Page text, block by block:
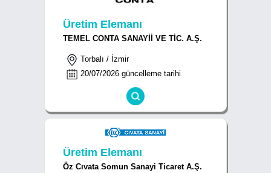
Üretim Elemanı
TEMEL CONTA SANAYİİ VE TİC. A.Ş.
Torbalı / İzmir
20/07/2026 güncelleme tarihi
Üretim Elemanı
Öz Cıvata Somun Sanayi Ticaret A.Ş.